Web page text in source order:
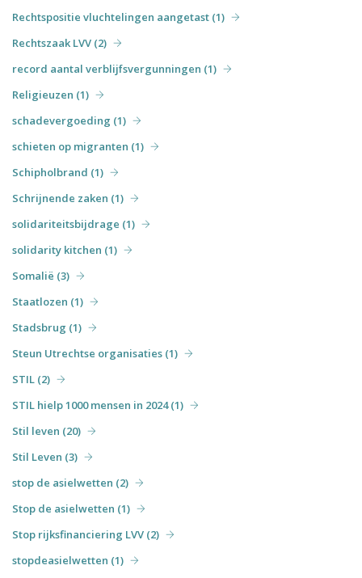
Rechtspositie vluchtelingen aangetast (1)
Rechtszaak LVV (2)
record aantal verblijfsvergunningen (1)
Religieuzen (1)
schadevergoeding (1)
schieten op migranten (1)
Schipholbrand (1)
Schrijnende zaken (1)
solidariteitsbijdrage (1)
solidarity kitchen (1)
Somalië (3)
Staatlozen (1)
Stadsbrug (1)
Steun Utrechtse organisaties (1)
STIL (2)
STIL hielp 1000 mensen in 2024 (1)
Stil leven (20)
Stil Leven (3)
stop de asielwetten (2)
Stop de asielwetten (1)
Stop rijksfinanciering LVV (2)
stopdeasielwetten (1)